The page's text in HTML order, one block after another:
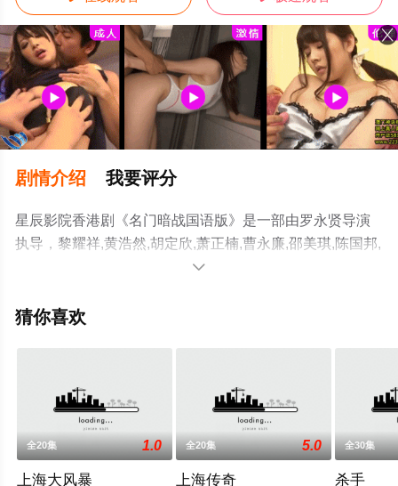
剧情介绍 我要评分
星辰影院香港剧《名门暗战国语版》是一部由罗永贤导演
执导，黎耀祥,黄浩然,胡定欣,萧正楠,曹永廉,邵美琪,陈国邦,
岳华,关菊英,陈自瑶等演员精彩演绎的中国香港电视剧，大
整版电视剧全集就上星辰电影网，更多相关信息可移步至

猜你喜欢
全20集 1.0
上海大风暴
全20集 5.0
上海传奇
全30集
杀手